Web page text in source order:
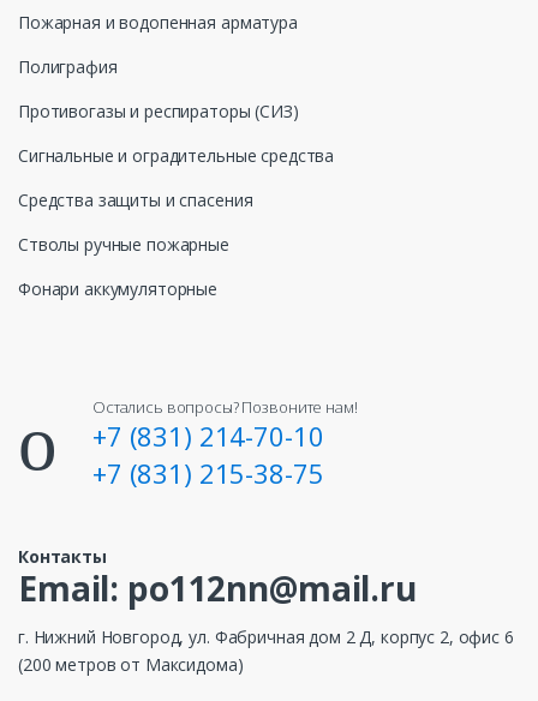
Пожарная и водопенная арматура
Полиграфия
Противогазы и респираторы (СИЗ)
Сигнальные и оградительные средства
Средства защиты и спасения
Стволы ручные пожарные
Фонари аккумуляторные
Остались вопросы? Позвоните нам!
+7 (831) 214-70-10
+7 (831) 215-38-75
Контакты
Email: po112nn@mail.ru
г. Нижний Новгород, ул. Фабричная дом 2 Д, корпус 2, офис 6
(200 метров от Максидома)